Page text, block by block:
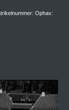
Ophav: